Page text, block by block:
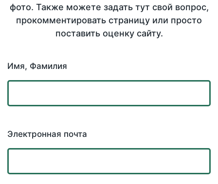
фото. Также можете задать тут свой вопрос,
прокомментировать страницу или просто
поставить оценку сайту.
Имя, Фамилия
Электронная почта